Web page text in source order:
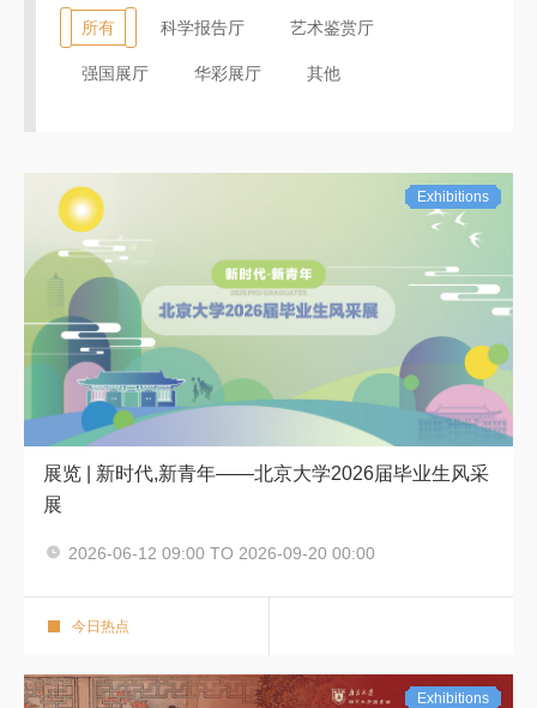
所有 科学报告厅 艺术鉴赏厅
强国展厅 华彩展厅 其他
Exhibitions
展览 | 新时代,新青年——北京大学2026届毕业生风采
展
2026-06-12 09:00 TO 2026-09-20 00:00
强国展厅
今日热点
Exhibitions